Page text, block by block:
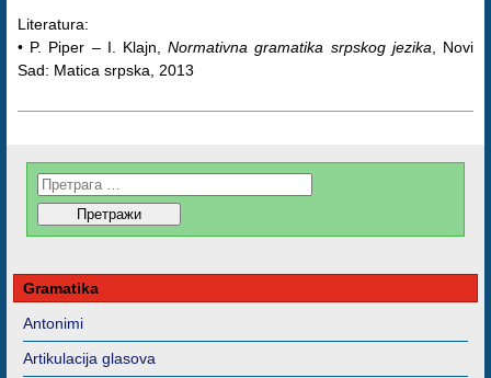
Literatura:
• P. Piper – I. Klajn,Normativna gramatika srpskog jezika , Novi
Sad: Matica srpska, 2013
Gramatika
Antonimi
Artikulacija glasova